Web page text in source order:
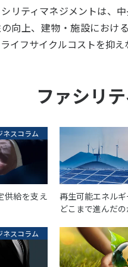
リティマネジメントは、
向上、建物・施設におけ
イフサイクルコストを抑
ファシリ
ネスコラム
供給を支え
再生可能エネル
どこまで進んだの
ネスコラム